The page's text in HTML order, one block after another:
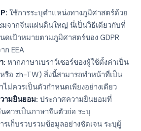
ใช้การระบุตำแหน่งทางภูมิศาสตร์ด้วย
มจากจีนแผ่นดินใหญ่ นี่เป็นวิธีเดียวกับที่
ดเป้าหมายตามภูมิศาสตร์ของ GDPR
ก EEA
: หากภาษาเบราว์เซอร์ของผู้ใช้ตั้งค่าเป็น
รือ zh-TW) สิ่งนี้สามารถทำหน้าที่เป็น
ม่ควรเป็นตัวกำหนดเพียงอย่างเดียว
ามยินยอม: ประกาศความยินยอมที่
ควรเป็นภาษาจีนตัวย่อ ระบุ
รเก็บรวบรวมข้อมูลอย่างชัดเจน ระบุผู้